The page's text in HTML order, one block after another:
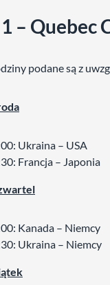
– Quebec
podane są z
Ukraina – USA
Francja – Japonia
Kanada – Niemcy
Ukraina – Niemcy